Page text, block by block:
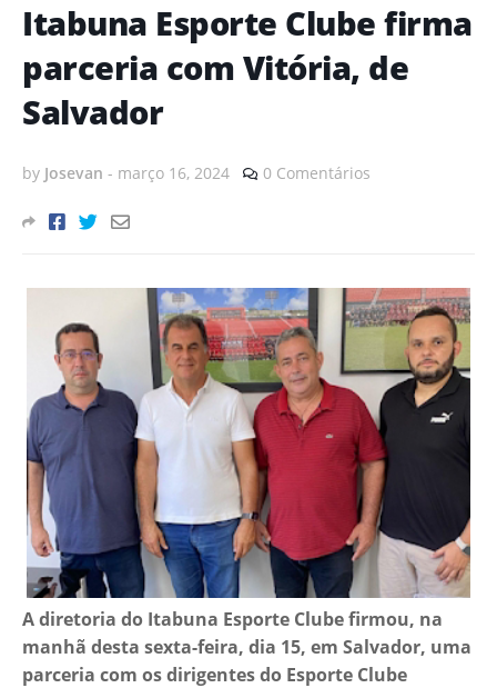
Itabuna Esporte Clube firma
parceria com Vitória, de
Salvador
by Josevan - março 16, 2024 0 Comentários
A diretoria do Itabuna Esporte Clube firmou, na
manhã desta sexta-feira, dia 15, em Salvador, uma
parceria com os dirigentes do Esporte Clube